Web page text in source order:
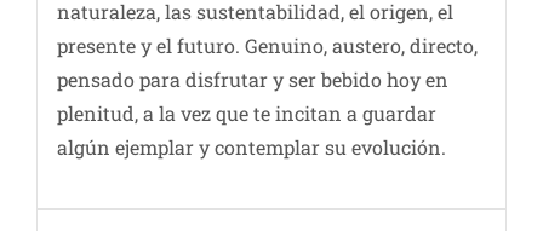
naturaleza, las sustentabilidad, el origen, el
presente y el futuro. Genuino, austero, directo,
pensado para disfrutar y ser bebido hoy en
plenitud, a la vez que te incitan a guardar
algún ejemplar y contemplar su evolución.